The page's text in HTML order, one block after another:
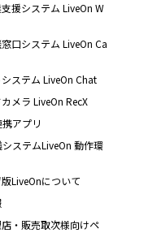
援システム LiveOn W
口システム LiveOn Ca
ステム LiveOn Chat
メラ LiveOn RecX
アプリ
ステムLiveOn 動作環
LiveOnについて
・販売取次様向けペ